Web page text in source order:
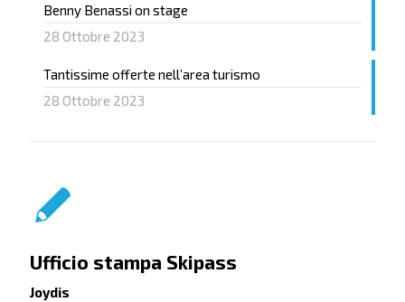
Benny Benassi on stage
28 Ottobre 2023
Tantissime offerte nell’area turismo
28 Ottobre 2023
Ufficio stampa Skipass
Joydis